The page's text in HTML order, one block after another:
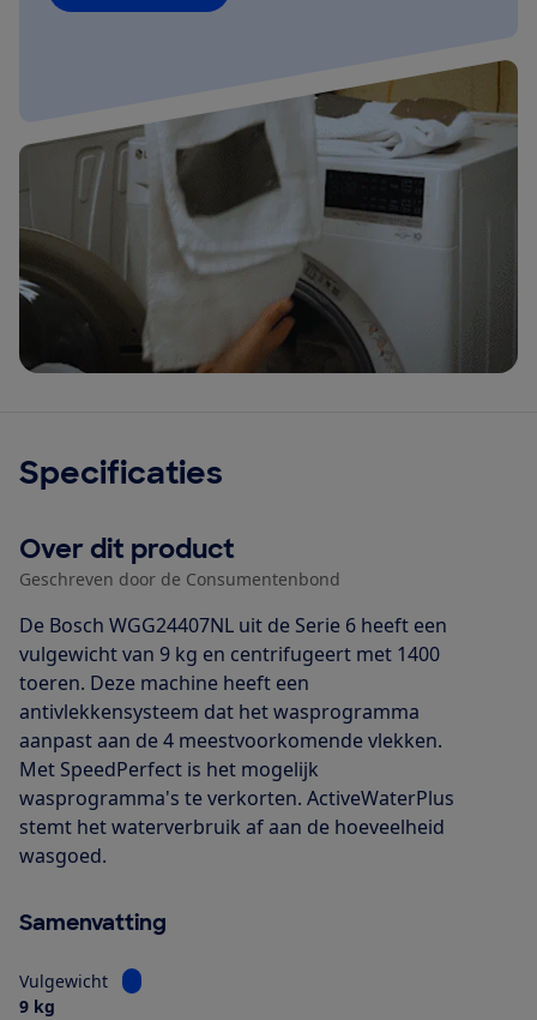
Specificaties
Over dit product
Geschreven door de Consumentenbond
De Bosch WGG24407NL uit de Serie 6 heeft een
vulgewicht van 9 kg en centrifugeert met 1400
toeren. Deze machine heeft een
antivlekkensysteem dat het wasprogramma
aanpast aan de 4 meestvoorkomende vlekken.
Met SpeedPerfect is het mogelijk
wasprogramma's te verkorten. ActiveWaterPlus
stemt het waterverbruik af aan de hoeveelheid
wasgoed.
Samenvatting
Vulgewicht
Bekijk informatie voor Vulgewicht
9 kg